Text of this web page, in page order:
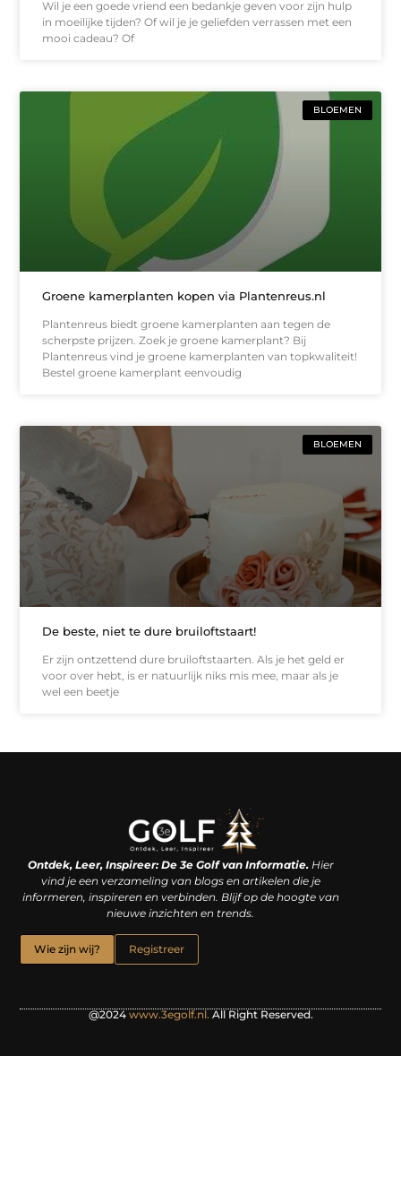
Wil je een goede vriend een bedankje geven voor zijn hulp
in moeilijke tijden? Of wil je je geliefden verrassen met een
mooi cadeau? Of
BLOEMEN
Groene kamerplanten kopen via Plantenreus.nl
Plantenreus biedt groene kamerplanten aan tegen de
scherpste prijzen. Zoek je groene kamerplant? Bij
Plantenreus vind je groene kamerplanten van topkwaliteit!
Bestel groene kamerplant eenvoudig
BLOEMEN
De beste, niet te dure bruiloftstaart!
Er zijn ontzettend dure bruiloftstaarten. Als je het geld er
voor over hebt, is er natuurlijk niks mis mee, maar als je
wel een beetje
Ontdek, Leer, Inspireer: De 3e Golf van Informatie.Hier
vind je een verzameling van blogs en artikelen die je
informeren, inspireren en verbinden. Blijf op de hoogte van
nieuwe inzichten en trends.
Wie zijn wij? Registreer
@2024www.3egolf.nl.All Right Reserved.